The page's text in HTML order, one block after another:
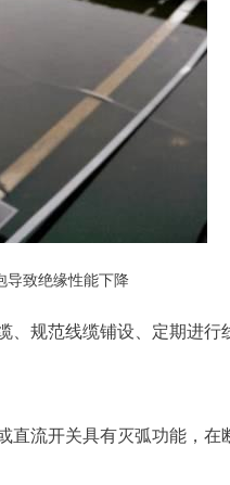
导致绝缘性能下降
规范线缆铺设、定期进行
直流开关具有灭弧功能，在